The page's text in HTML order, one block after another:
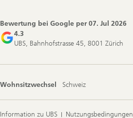
Bewertung bei Google per07. Jul 2026
4.3
UBS, Bahnhofstrasse 45, 8001 Zürich
Wohnsitzwechsel Schweiz
Information zu UBS Nutzungsbedingungen